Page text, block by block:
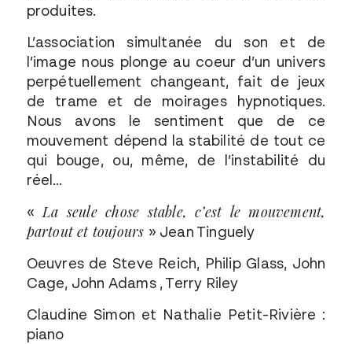
produites.
L’association simultanée du son et de
l’image nous plonge au coeur d’un univers
perpétuellement changeant, fait de jeux
de trame et de moirages hypnotiques.
Nous avons le sentiment que de ce
mouvement dépend la stabilité de tout ce
qui bouge, ou, même, de l’instabilité du
réel…
« La seule chose stable, c’est le mouvement,
partout et toujours » Jean Tinguely
Oeuvres de Steve Reich, Philip Glass, John
Cage, John Adams , Terry Riley
Claudine Simon et Nathalie Petit-Rivière :
piano